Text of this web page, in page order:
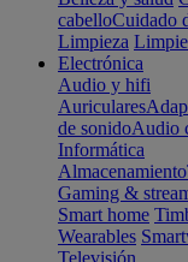
cabelloCuidado
Limpieza
Electrónica
Audio y hifi
Auriculares
de sonidoAudio
Informática
Almacenamiento
Gaming &
Smart home
Wearables
Televisión